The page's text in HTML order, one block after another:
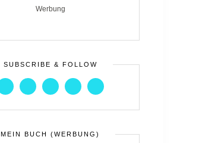
Werbung
SUBSCRIBE & FOLLOW
MEIN BUCH (WERBUNG)